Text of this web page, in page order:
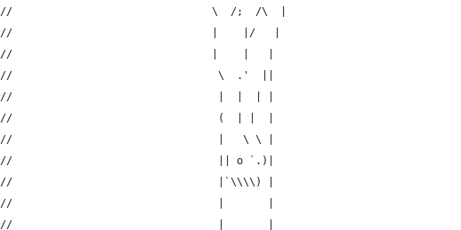
//                                \  /;  /\  |
//                                |    |/   |
//                                |    |   |
//                                 \  .'  ||
//                                 |  |  | |
//                                 (  | |  |
//                                 |   \ \ |
//                                 || o `.)|
//                                 |`\\\\) |
//                                 |       |
//                                 |       |